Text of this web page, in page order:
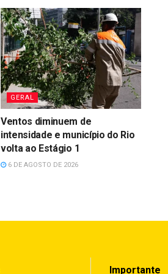
GERAL
Ventos diminuem de
intensidade e município do Rio
volta ao Estágio 1
6 DE AGOSTO DE 2026
Importante